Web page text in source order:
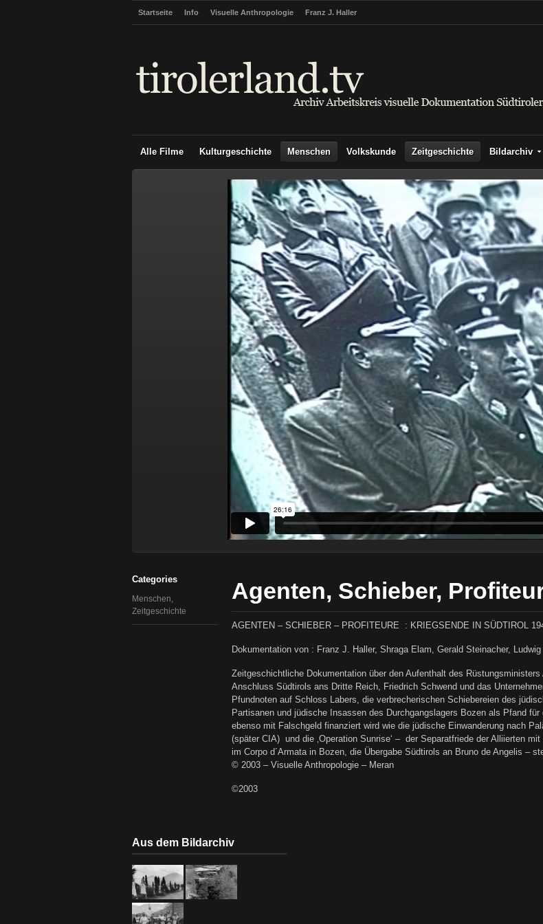
Startseite Info Visuelle Anthropologie Franz J. Haller
Alle Filme Kulturgeschichte Menschen Volkskunde Zeitgeschichte Bildarchiv
Categories
Menschen,
Zeitgeschichte
Agenten, Schieber,
AGENTEN – SCHIEBER – PROFITEURE : KRIEGSENDE IN SÜDTIROL
Dokumentation von : Franz J. Haller, Shraga Elam, Gerald Steinacher, Ludwig
Zeitgeschichtliche Dokumentation über den Aufenthalt des
Anschluss Südtirols ans Dritte Reich, Friedrich Schwend und das
Pfundnoten auf Schloss Labers, die verbrecherischen Schiebereien des
Partisanen und jüdische Insassen des Durchgangslagers Bozen als Pfand
ebenso mit Falschgeld finanziert wird wie die jüdische Einwanderung nach
(später CIA) und die ‚Operation Sunrise‘ – der Separatfriede der Alliierten
im Corpo d´Armata in Bozen, die Übergabe Südtirols an Bruno de Angelis –
© 2003 – Visuelle Anthropologie – Meran
©2003
Aus dem Bildarchiv